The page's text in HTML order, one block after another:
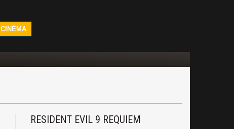
CINÉMA
RESIDENT EVIL 9 REQUIEM